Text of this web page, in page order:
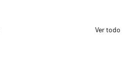
Ver todo